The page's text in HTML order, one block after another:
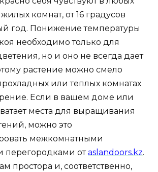
комнат, от 16 градусов
год. Понижение температуры
необходимо только для
но и оно не всегда дает
растение можно смело
или теплых комнатах
Если в вашем доме или
места для выращивания
можно это
межкомнатными
отaslandoors.kz.
простора и, соответственно,